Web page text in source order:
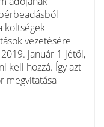
költségek
vezetésére
január 1-jétől,
kell hozzá. Így azt
megvitatása